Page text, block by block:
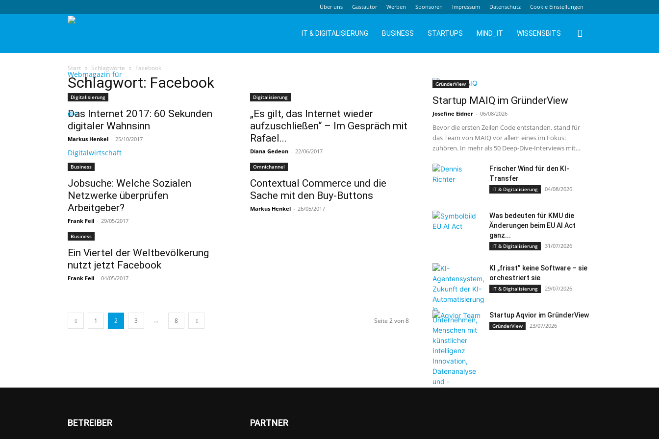
Über uns Gastautor Werben Sponsoren Impressum Datenschutz Cookie Einstellungen
IT & DIGITALISIERUNG BUSINESS STARTUPS MIND_IT WISSENSBITS
Start Schlagworte Facebook
Schlagwort: Facebook
Digitalisierung
Das Internet 2017: 60 Sekunden
digitaler Wahnsinn
Markus Henkel - 25/10/2017
Digitalisierung
„Es gilt, das Internet wieder
aufzuschließen“ – Im Gespräch mit
Rafael...
Diana Gedeon - 22/06/2017
Business
Jobsuche: Welche Sozialen
Netzwerke überprüfen
Arbeitgeber?
Frank Feil - 29/05/2017
Omnichannel
Contextual Commerce und die
Sache mit den Buy-Buttons
Markus Henkel - 26/05/2017
Business
Ein Viertel der Weltbevölkerung
nutzt jetzt Facebook
Frank Feil - 04/05/2017
1 2 3 ... 8 Seite 2 von 8
GründerView
Startup MAIQ im GründerView
Josefine Eidner - 06/08/2026
Bevor die ersten Zeilen Code entstanden, stand für
das Team von MAIQ vor allem eines im Fokus:
zuhören. In mehr als 50 Deep-Dive-Interviews mit...
Frischer Wind für den KI-
Transfer
IT & Digitalisierung 04/08/2026
Was bedeuten für KMU die
Änderungen beim EU AI Act
ganz...
IT & Digitalisierung 31/07/2026
KI „frisst” keine Software – sie
orchestriert sie
IT & Digitalisierung 29/07/2026
Startup Aqvior im GründerView
GründerView 23/07/2026
BETREIBER PARTNER